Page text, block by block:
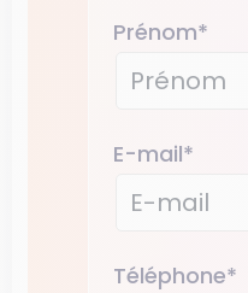
Prénom*
E-mail*
Téléphone*